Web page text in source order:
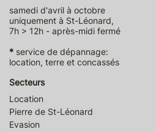
samedi d'avril à octobre
uniquement à St-Léonard,
7h > 12h - après-midi fermé
* service de dépannage:
location, terre et concassés
Secteurs
Location
Pierre de St-Léonard
Evasion